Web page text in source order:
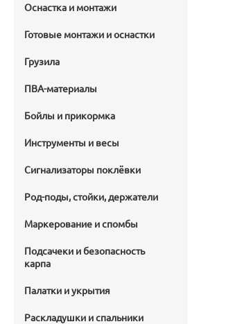
Оснастка и монтажи
Готовые монтажи и оснастки
Грузила
ПВА-материалы
Бойлы и прикормка
Инструменты и весы
Сигнализаторы поклёвки
Род-поды, стойки, держатели
Маркерование и спомбы
Подсачеки и безопасность
карпа
Палатки и укрытия
Раскладушки и спальники